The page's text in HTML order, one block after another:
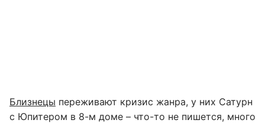
Близнецы переживают кризис жанра, у них Сатурн
с Юпитером в 8-м доме – что-то не пишется, много